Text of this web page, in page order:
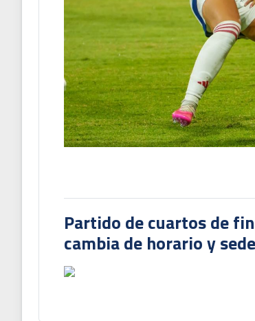
Partido de cuartos de
cambia de horario y sede